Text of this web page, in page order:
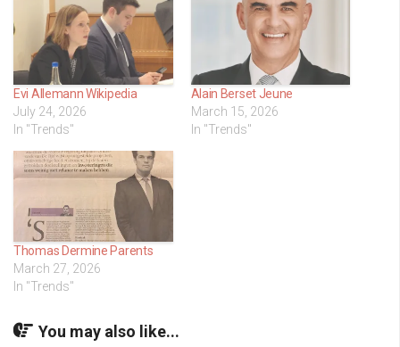
Evi Allemann Wikipedia
July 24, 2026
In "Trends"
Alain Berset Jeune
March 15, 2026
In "Trends"
Thomas Dermine Parents
March 27, 2026
In "Trends"
You may also like...